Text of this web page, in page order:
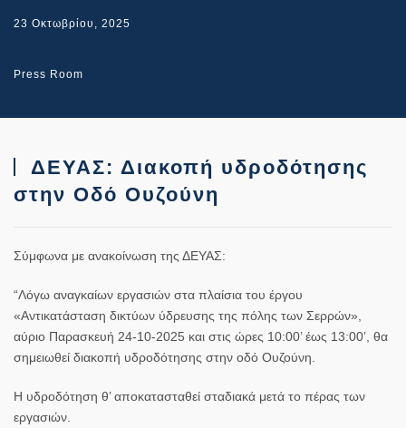
23 Οκτωβρίου, 2025
Press Room
ΔΕΥΑΣ: Διακοπή υδροδότησης
στην Οδό Ουζούνη
Σύμφωνα με ανακοίνωση της ΔΕΥΑΣ:
“Λόγω αναγκαίων εργασιών στα πλαίσια του έργου
«Αντικατάσταση δικτύων ύδρευσης της πόλης των Σερρών»,
αύριο Παρασκευή 24-10-2025 και στις ώρες 10:00’ έως 13:00’, θα
σημειωθεί διακοπή υδροδότησης στην οδό Ουζούνη.
Η υδροδότηση θ’ αποκατασταθεί σταδιακά μετά το πέρας των
εργασιών.